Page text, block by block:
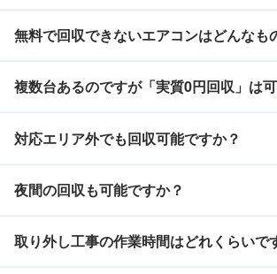
無料で回収できないエアコンはどんなも
複数台あるのですが「実質0円回収」は
対応エリア外でも回収可能ですか？
夜間の回収も可能ですか？
取り外し工事の作業時間はどれくらいで